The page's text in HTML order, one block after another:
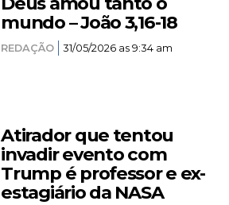
mundo – João 3,16-18
REDAÇÃO 31/05/2026 as 9:34 am
Atirador que tentou
invadir evento com
Trump é professor e ex-
estagiário da NASA